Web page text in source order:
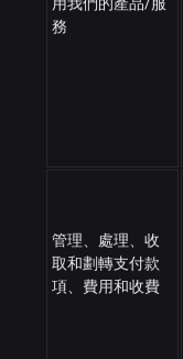
務
管理、處理、收
取和劃轉支付款
項、費用和收費